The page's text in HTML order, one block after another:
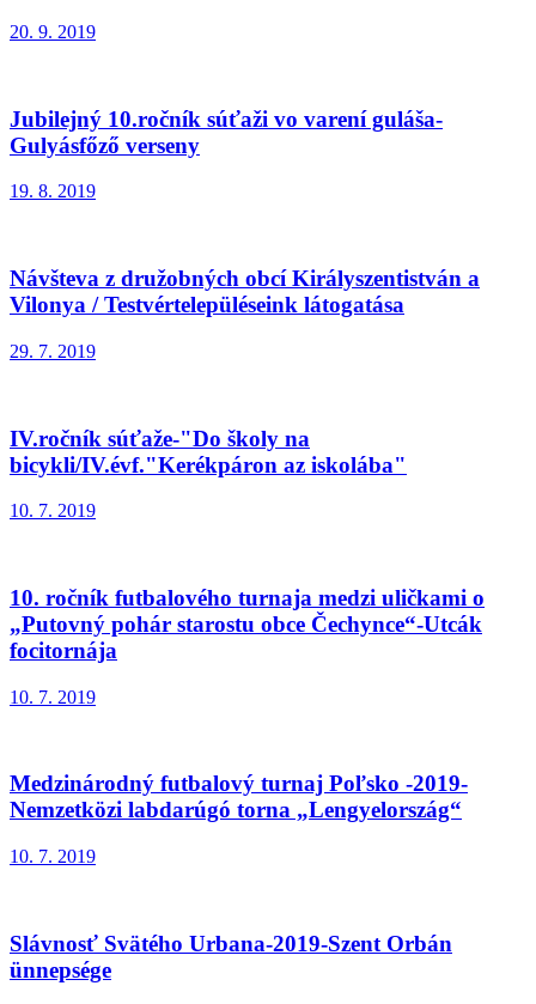
20. 9. 2019
Jubilejný 10.ročník súťaži vo varení guláša-
Gulyásfőző verseny
19. 8. 2019
Návšteva z družobných obcí Királyszentistván a
Vilonya / Testvértelepüléseink látogatása
29. 7. 2019
IV.ročník súťaže-"Do školy na
bicykli/IV.évf."Kerékpáron az iskolába"
10. 7. 2019
10. ročník futbalového turnaja medzi uličkami o
„Putovný pohár starostu obce Čechynce“-Utcák
focitornája
10. 7. 2019
Medzinárodný futbalový turnaj Poľsko -2019-
Nemzetközi labdarúgó torna „Lengyelország“
10. 7. 2019
Slávnosť Svätého Urbana-2019-Szent Orbán
ünnepsége